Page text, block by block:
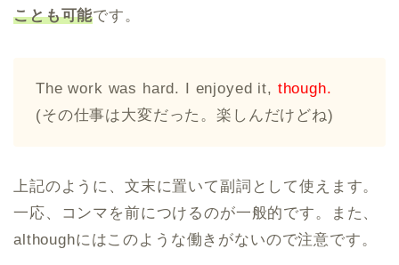
ことも可能です。
The work was hard. I enjoyed it, though.
(その仕事は大変だった。楽しんだけどね)
上記のように、文末に置いて副詞として使えます。
一応、コンマを前につけるのが一般的です。また、
althoughにはこのような働きがないので注意です。